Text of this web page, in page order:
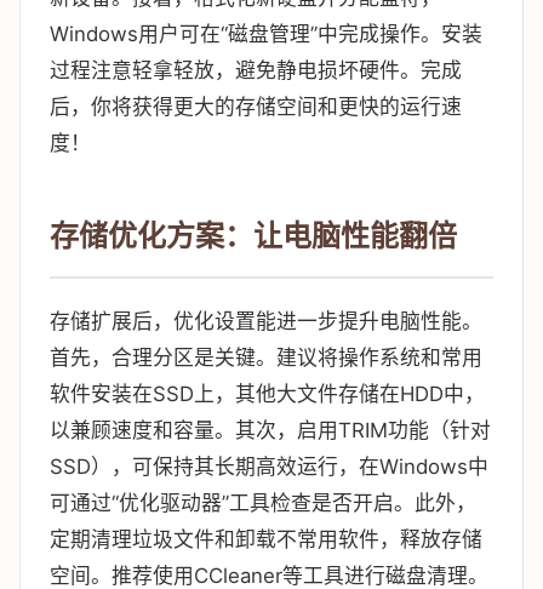
Windows用户可在“磁盘管理”中完成操作。安装
过程注意轻拿轻放，避免静电损坏硬件。完成
后，你将获得更大的存储空间和更快的运行速
度！
存储优化方案：让电脑性能翻倍
存储扩展后，优化设置能进一步提升电脑性能。
首先，合理分区是关键。建议将操作系统和常用
软件安装在SSD上，其他大文件存储在HDD中，
以兼顾速度和容量。其次，启用TRIM功能（针对
SSD），可保持其长期高效运行，在Windows中
可通过“优化驱动器”工具检查是否开启。此外，
定期清理垃圾文件和卸载不常用软件，释放存储
空间。推荐使用CCleaner等工具进行磁盘清理。